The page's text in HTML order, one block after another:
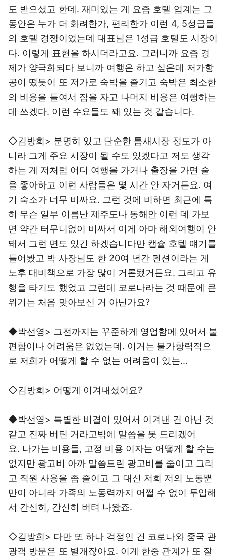
도 받으셨고 한데. 재미있는 게 요즘 호텔 업계는 그
동안은 누가 더 화려한가, 편리한가 이런 4, 5성급들
의 호텔 경쟁이었는데 대표님은 1성급 호텔도 시장이
다. 이렇게 표현을 하시더라고요. 그러니까 요즘 경
제가 양극화되다 보니까 여행은 하고 싶은데 저가항
공이 떴듯이 또 저가로 숙박을 즐기고 숙박은 최소한
의 비용을 들여서 잠을 자고 나머지 비용은 여행하는
데 쓰겠다. 이런 수요들도 꽤 있는 것 같습니다.
◇김방희> 분명히 있고 단순한 틈새시장 정도가 아
니라 그게 주요 시장이 될 수도 있겠다고 저도 생각
하는 게 저처럼 어디 여행을 가거나 출장을 가면 술
을 좋아하고 이런 사람들은 몇 시간 안 자거든요. 여
기 숙소가 너무 비싸요. 그런 것에 비하면 최근에 특
히 무슨 일부 이름난 제주도나 동해안 이런 데 가보
면 약간 터무니없이 비싸서 이게 아마 해외여행이 안
돼서 그런 면도 있긴 하겠습니다만 캡슐 호텔 얘기를
들어봤고 박 사장님도 한 20여 년간 펜션이라는 게
노후 대비책으로 가장 많이 거론됐거든요. 그리고 유
행을 타기도 했었고 그런데 코로나라는 것 때문에 큰
위기는 처음 맞아보신 거 아닌가요?
◆박선영> 그전까지는 꾸준하게 영업함에 있어서 불
편함이나 어려움은 없었는데. 이거는 불가항력적으
로 저희가 어떻게 할 수 없는 어려움이 있는...
◇김방희> 어떻게 이겨내셨어요?
◆박선영> 특별한 비결이 있어서 이겨낸 건 아닌 것
같고 진짜 버틴 거라고밖에 말씀을 못 드리겠어
요. 나가는 비용들, 고정 비용 이자는 어떻게 할 수는
없지만 광고비 아까 말씀드린 광고비를 줄이고 그리
고 직원 사용을 좀 줄이고 그 대신 저희 저의 노동뿐
만이 아니라 가족의 노동력까지 어쩔 수 없이 투입해
서 간신히, 간신히 버텨 나왔죠.
◇김방희> 다만 또 하나 걱정인 건 코로나와 중국 관
광객 방문은 또 별개잖아요. 이게 한중 관계가 또 잘